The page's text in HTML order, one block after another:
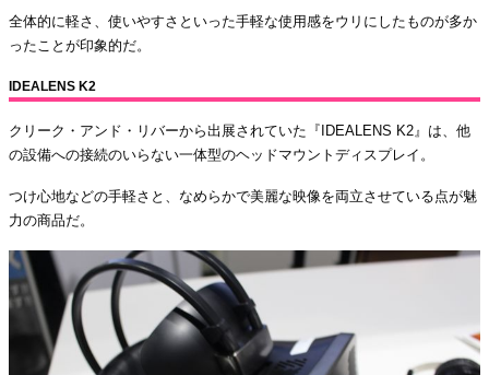
全体的に軽さ、使いやすさといった手軽な使用感をウリにしたものが多か
ったことが印象的だ。
IDEALENS K2
クリーク・アンド・リバーから出展されていた『IDEALENS K2』は、他
の設備への接続のいらない一体型のヘッドマウントディスプレイ。
つけ心地などの手軽さと、なめらかで美麗な映像を両立させている点が魅
力の商品だ。